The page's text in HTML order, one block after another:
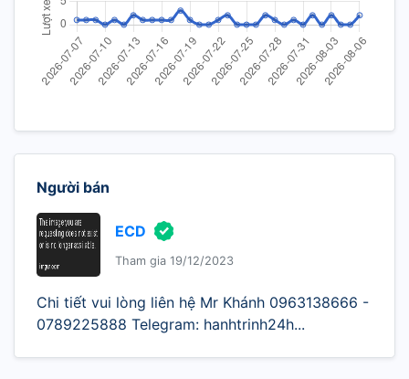
Người bán
ECD
Tham gia 19/12/2023
Chi tiết vui lòng liên hệ Mr Khánh 0963138666 -
0789225888 Telegram: hanhtrinh24h...